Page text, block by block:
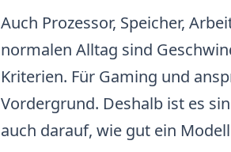
Auch Prozessor, Speicher,
normalen Alltag sind
Kriterien. Für Gaming und
Vordergrund. Deshalb ist es
auch darauf, wie gut ein